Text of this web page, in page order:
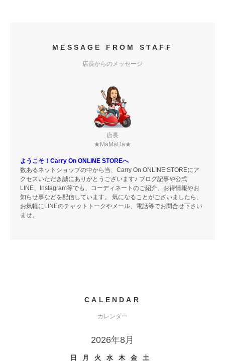
MESSAGE FROM STAFF
店長からのメッセージ
店長
★MaMaDa★
ようこそ！Carry On ONLINE STOREへ
数あるネットショップの中から当、Carry On ONLINE STOREにア
クセスいただき誠にありがとうございます♪ ブログ記事や公式
LINE、Instagram等でも、コーディネートのご紹介、お得情報やお
知らせ事などを配信しています。 気になることがございましたら、
お気軽にLINEのチャットトークやメール、電話等でお問合せ下さい
ませ。
CALENDAR
カレンダー
2026年8月
日 月 火 水 木 金 土